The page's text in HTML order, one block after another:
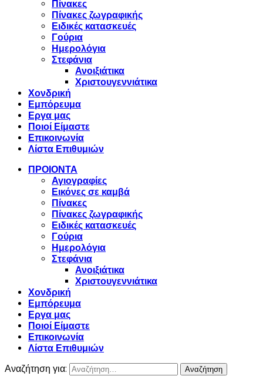
Πίνακες
Πίνακες ζωγραφικής
Ειδικές κατασκευές
Γούρια
Ημερολόγια
Στεφάνια
Ανοιξιάτικα
Χριστουγεννιάτικα
Χονδρική
Εμπόρευμα
Εργα μας
Ποιοί Είμαστε
Επικοινωνία
Λίστα Επιθυμιών
ΠΡΟΙΟΝΤΑ
Αγιογραφίες
Εικόνες σε καμβά
Πίνακες
Πίνακες ζωγραφικής
Ειδικές κατασκευές
Γούρια
Ημερολόγια
Στεφάνια
Ανοιξιάτικα
Χριστουγεννιάτικα
Χονδρική
Εμπόρευμα
Εργα μας
Ποιοί Είμαστε
Επικοινωνία
Λίστα Επιθυμιών
Αναζήτηση για: